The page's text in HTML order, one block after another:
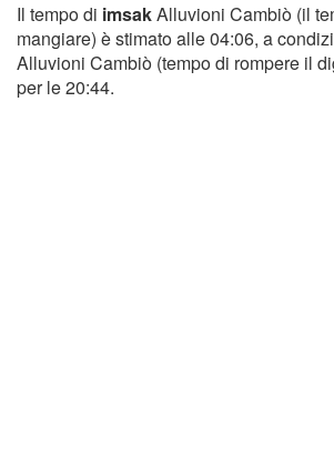
Il tempo di imsakAlluvioni Cambiò (il
mangiare) è stimato alle 04:06, a
Alluvioni Cambiò (tempo di rompere il
per le 20:44.